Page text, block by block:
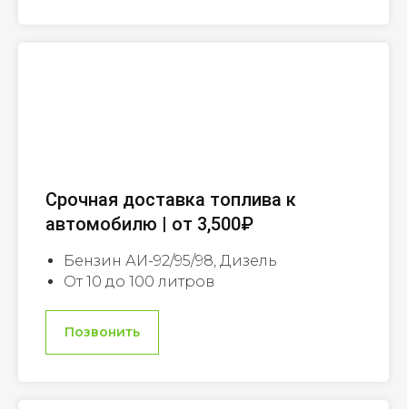
Срочная доставка топлива к
автомобилю | от 3,500₽
Бензин АИ-92/95/98, Дизель
От 10 до 100 литров
Позвонить